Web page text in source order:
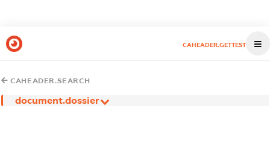
CAHEADER.GETTEST
CAHEADER.SEARCH
document.dossier